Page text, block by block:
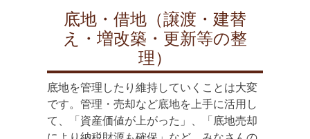
底地・借地（譲渡・建替
え・増改築・更新等の整
理）
底地を管理したり維持していくことは大変
です。管理・売却など底地を上手に活用し
て、「資産価値が上がった」、「底地売却